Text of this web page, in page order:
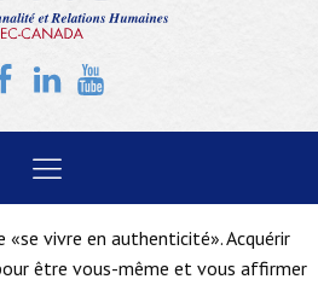
«se vivre en authenticité». Acquérir
être vous-même et vous affirmer